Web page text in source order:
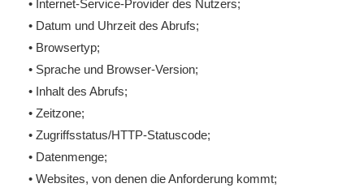
• Internet-Service-Provider des Nutzers;
• Datum und Uhrzeit des Abrufs;
• Browsertyp;
• Sprache und Browser-Version;
• Inhalt des Abrufs;
• Zeitzone;
• Zugriffsstatus/HTTP-Statuscode;
• Datenmenge;
• Websites, von denen die Anforderung kommt;